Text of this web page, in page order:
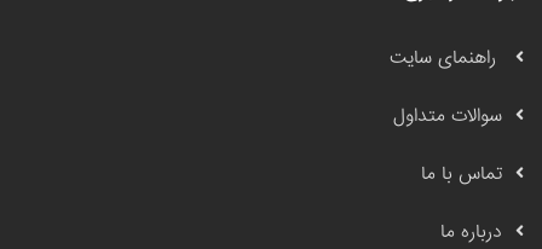
راهنمای سایت
سوالات متداول
تماس با ما
درباره ما